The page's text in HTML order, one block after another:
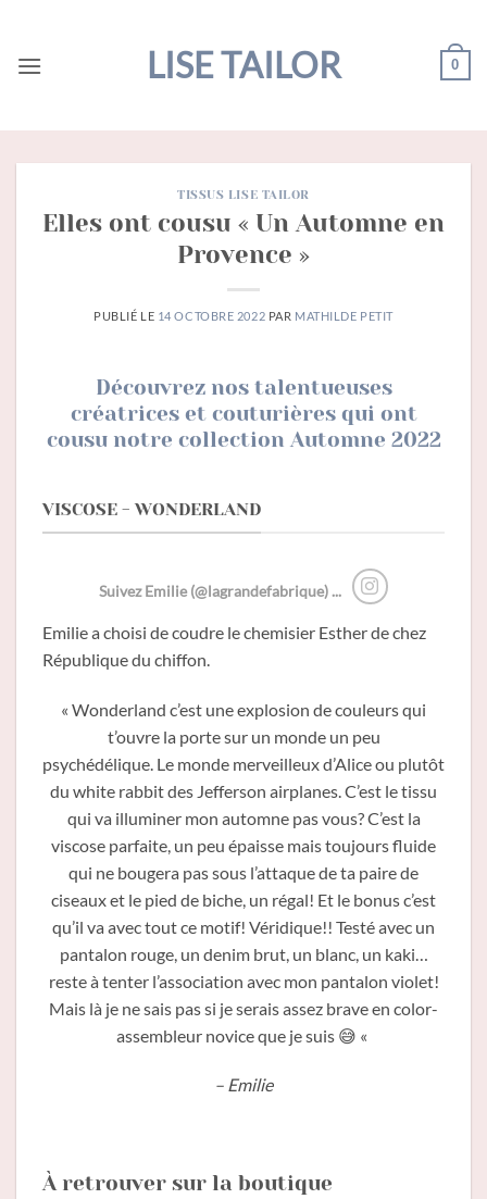
contenu
LISE TAILOR 0
TISSUS LISE TAILOR
Elles ont cousu « Un Automne en
Provence »
PUBLIÉ LE 14 OCTOBRE 2022 PAR MATHILDE PETIT
Découvrez nos talentueuses
créatrices et couturières qui ont
cousu notre collection Automne 2022
VISCOSE - WONDERLAND
Suivez Emilie (@lagrandefabrique) ...
Emilie a choisi de coudre le chemisier Esther de chez
République du chiffon.
« Wonderland c’est une explosion de couleurs qui
t’ouvre la porte sur un monde un peu
psychédélique. Le monde merveilleux d’Alice ou plutôt
du white rabbit des Jefferson airplanes. C’est le tissu
qui va illuminer mon automne pas vous?C’est la
viscose parfaite, un peu épaisse mais toujours fluide
qui ne bougera pas sous l’attaque de ta paire de
ciseaux et le pied de biche, un régal! Et le bonus c’est
qu’il va avec tout ce motif! Véridique!! Testé avec un
pantalon rouge, un denim brut, un blanc, un kaki…
reste à tenter l’association avec mon pantalon violet!
Mais là je ne sais pas si je serais assez brave en color-
assembleur novice que je suis 😅 «
– Emilie
À retrouver sur la boutique